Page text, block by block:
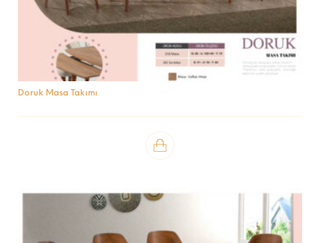
Doruk Masa Takımı